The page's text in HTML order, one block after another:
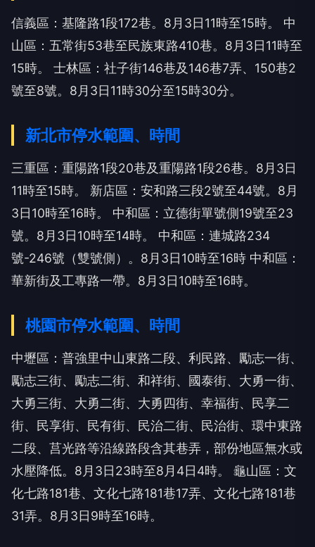
信義區：基隆路1段172巷。8月3日11時至15時。
中
山區：五常街53巷至民族東路410巷。8月3日11時至
15時。
士林區：社子街146巷及146巷7弄、150巷2
號至8號。8月3日11時30分至15時30分。
新北市停水範圍、時間
三重區：重陽路1段20巷及重陽路1段26巷。8月3日
11時至15時。
新店區：安和路三段2號至44號。8月
3日10時至16時。
中和區：立德街單號側19號至23
號。8月3日10時至14時。
中和區：連城路234
號-246號（雙號側）。8月3日10時至16時 中和區：
華新街及工專路一帶。8月3日10時至16時。
桃園市停水範圍、時間
中壢區：普強里中山東路二段、利民路、勵志一街、
勵志三街、勵志二街、和祥街、國泰街、大勇一街、
大勇三街、大勇二街、大勇四街、幸福街、民享二
街、民享街、民有街、民治二街、民治街、環中東路
二段、莒光路等沿線路段含其巷弄，部份地區無水或
水壓降低。8月3日23時至8月4日4時。
龜山區：文
化七路181巷、文化七路181巷17弄、文化七路181巷
31弄。8月3日9時至16時。